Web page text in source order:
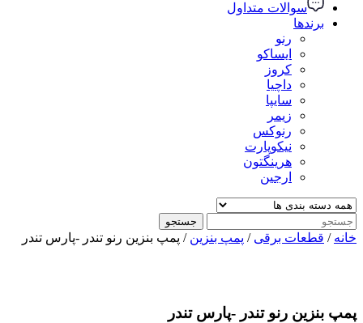
سوالات متداول
برندها
رنو
ایساکو
کروز
داچیا
سایپا
زیمر
رنوکس
نیکوپارت
هرینگتون
ارجین
جستجو
خانه / قطعات برقی / پمپ بنزین / پمپ بنزین رنو تندر -پارس تندر
پمپ بنزین رنو تندر -پارس تندر